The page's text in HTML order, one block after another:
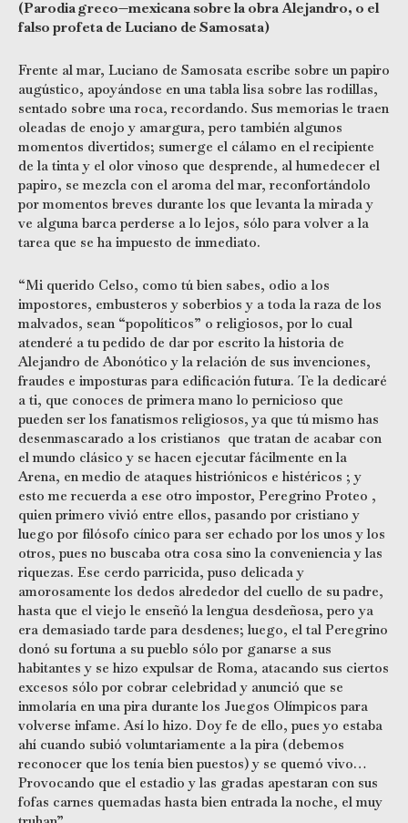
(Parodia greco—mexicana sobre la obra Alejandro, o el
falso profeta de Luciano de Samosata)
Frente al mar, Luciano de Samosata escribe sobre un papiro
augústico, apoyándose en una tabla lisa sobre las rodillas,
sentado sobre una roca, recordando. Sus memorias le traen
oleadas de enojo y amargura, pero también algunos
momentos divertidos; sumerge el cálamo en el recipiente
de la tinta y el olor vinoso que desprende, al humedecer el
papiro, se mezcla con el aroma del mar, reconfortándolo
por momentos breves durante los que levanta la mirada y
ve alguna barca perderse a lo lejos, sólo para volver a la
tarea que se ha impuesto de inmediato.
“Mi querido Celso, como tú bien sabes, odio a los
impostores, embusteros y soberbios y a toda la raza de los
malvados, sean “popolíticos” o religiosos, por lo cual
atenderé a tu pedido de dar por escrito la historia de
Alejandro de Abonótico y la relación de sus invenciones,
fraudes e imposturas para edificación futura. Te la dedicaré
a ti, que conoces de primera mano lo pernicioso que
pueden ser los fanatismos religiosos, ya que tú mismo has
desenmascarado a los cristianos que tratan de acabar con
el mundo clásico y se hacen ejecutar fácilmente en la
Arena, en medio de ataques histriónicos e histéricos ; y
esto me recuerda a ese otro impostor, Peregrino Proteo ,
quien primero vivió entre ellos, pasando por cristiano y
luego por filósofo cínico para ser echado por los unos y los
otros, pues no buscaba otra cosa sino la conveniencia y las
riquezas. Ese cerdo parricida, puso delicada y
amorosamente los dedos alrededor del cuello de su padre,
hasta que el viejo le enseñó la lengua desdeñosa, pero ya
era demasiado tarde para desdenes; luego, el tal Peregrino
donó su fortuna a su pueblo sólo por ganarse a sus
habitantes y se hizo expulsar de Roma, atacando sus ciertos
excesos sólo por cobrar celebridad y anunció que se
inmolaría en una pira durante los Juegos Olímpicos para
volverse infame. Así lo hizo. Doy fe de ello, pues yo estaba
ahí cuando subió voluntariamente a la pira (debemos
reconocer que los tenía bien puestos) y se quemó vivo…
Provocando que el estadio y las gradas apestaran con sus
fofas carnes quemadas hasta bien entrada la noche, el muy